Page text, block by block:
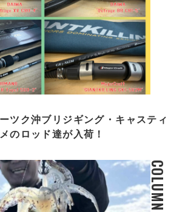
ツク沖ブリジギング・キャスティ
のロッド達が入荷！
COLUMN